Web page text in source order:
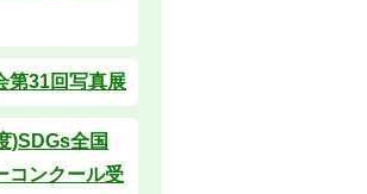
第31回写真展
)SDGs全国
コンクール受